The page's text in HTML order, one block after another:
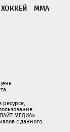
ХОККЕЙ
ММА
МЕДИА»
с данного